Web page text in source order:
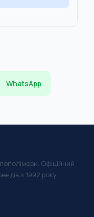
WhatsApp
Офіційний
з 1992 року.